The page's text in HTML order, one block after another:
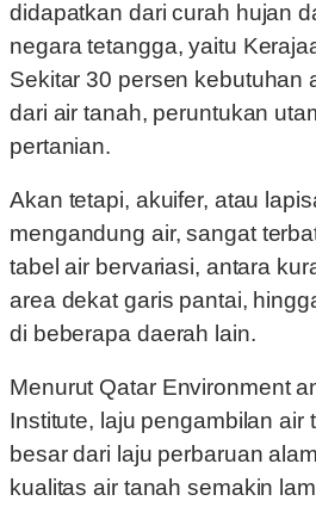
didapatkan dari curah hujan
negara tetangga, yaitu
Sekitar 30 persen kebutuhan
dari air tanah, peruntukan
pertanian.
Akan tetapi, akuifer, atau
mengandung air, sangat
tabel air bervariasi, antara
area dekat garis pantai,
di beberapa daerah lain.
Menurut Qatar Environment
Institute, laju pengambilan air
besar dari laju perbaruan
kualitas air tanah semakin